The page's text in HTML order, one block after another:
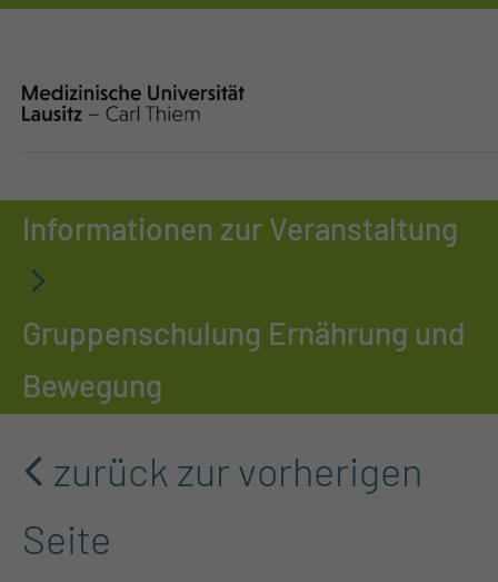
Informationen zur Veranstaltung
Gruppenschulung Ernährung und
Bewegung
zurück zur vorherigen
Seite